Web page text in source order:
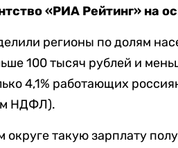
«РИА Рейтинг» на
регионы по долям
100 тысяч рублей и
4,1% работающих
НДФЛ).
такую зарплату